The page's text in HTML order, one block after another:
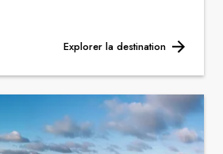
Explorer la destination